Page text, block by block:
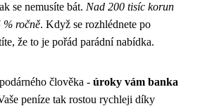
se nemusíte bát. Nad 200 tisíc korun
% ročně. Když se rozhlédnete po
že to je pořád parádní nabídka.
člověka - úroky vám banka
peníze tak rostou rychleji díky